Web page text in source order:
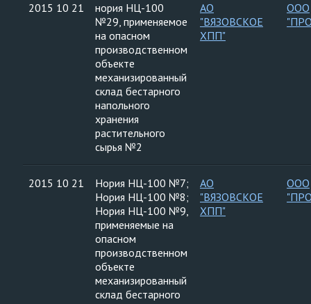
2015 10 21
нория НЦ-100
№29, применяемое
на опасном
производственном
объекте
механизированный
склад бестарного
напольного
хранения
растительного
сырья №2
АО
"ВЯЗОВСКОЕ
ХПП"
ООО
2015 10 21
Нория НЦ-100 №7;
Нория НЦ-100 №8;
Нория НЦ-100 №9,
применяемые на
опасном
производственном
объекте
механизированный
склад бестарного
АО
"ВЯЗОВСКОЕ
ХПП"
ООО